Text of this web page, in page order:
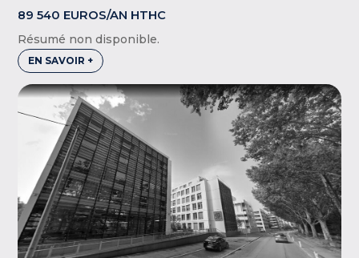
89 540 EUROS/AN HTHC
Résumé non disponible.
EN SAVOIR +